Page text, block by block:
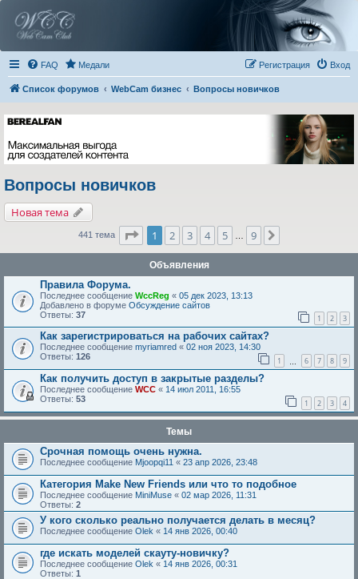
FAQ Медали Вход
Регистрация
Список форумов WebCam бизнес Вопросы новичков
Вопросы новичков
Новая тема
441 тема Страница1 из
1 2 3 4 5 9
Объявления
Правила Форума.
Последнее сообщение WccReg « 05 дек 2023, 13:13
Добавлено в форуме Обсуждение сайтов
Ответы: 37 1 2 3
Как зарегистрироваться на рабочих сайтах?
Последнее сообщение myriamred « 02 ноя 2023, 14:30
Ответы: 126 1 6 7 8 9
Как получить доступ в закрытые разделы?
Последнее сообщение WCC « 14 июл 2011, 16:55
Ответы: 53 1 2 3 4
Темы
Срочная помощь очень нужна.
Последнее сообщение Mjoopqi11 « 23 апр 2026, 23:48
Категория Make New Friends или что то подобное
Последнее сообщение MiniMuse « 02 мар 2026, 11:31
Ответы: 2
У кого сколько реально получается делать в месяц?
Последнее сообщение Olek « 14 янв 2026, 00:40
где искать моделей скауту-новичку?
Последнее сообщение Olek « 14 янв 2026, 00:31
Ответы: 1